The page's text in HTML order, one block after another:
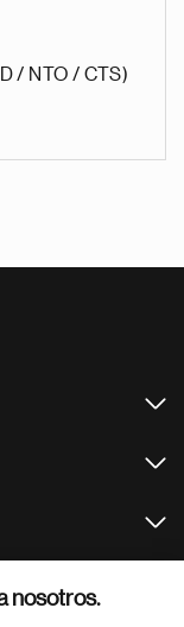
/ NTO / CTS)
nosotros.